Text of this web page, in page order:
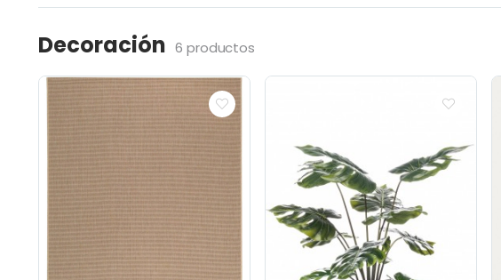
Decoración 6 productos